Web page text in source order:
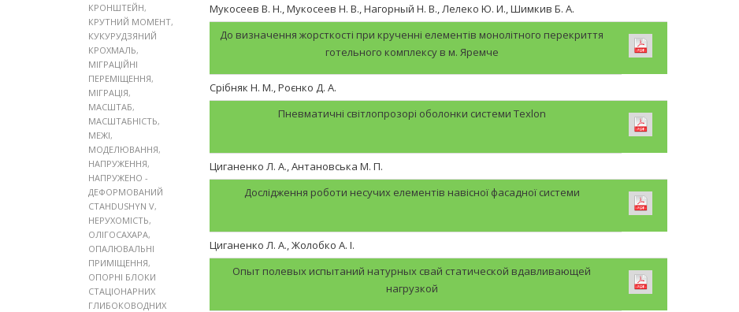
КРОНШТЕЙН,
КРУТНИЙ МОМЕНТ,
КУКУРУДЗЯНИЙ
КРОХМАЛЬ,
МІГРАЦІЙНІ
ПЕРЕМІЩЕННЯ,
МІГРАЦІЯ,
МАСШТАБ,
МАСШТАБНІСТЬ,
МЕЖІ,
МОДЕЛЮВАННЯ,
НАПРУЖЕННЯ,
НАПРУЖЕНО -
ДЕФОРМОВАНИЙ
СТАНDUSHYN V,
НЕРУХОМІСТЬ,
ОЛІГОСАХАРА,
ОПАЛЮВАЛЬНІ
ПРИМІЩЕННЯ,
ОПОРНІ БЛОКИ
СТАЦІОНАРНИХ
ГЛИБОКОВОДНИХ
Мукосеев В. Н., Мукосеев Н. В., Нагорный Н. В., Лелеко Ю. И., Шимкив Б. А.
До визначення жорсткості при крученні елементів монолітного перекриття
готельного комплексу в м. Яремче
Срiбняк Н. М., Роєнко Д. А.
Пневматичні світлопрозорі оболонки системи Texlon
Циганенко Л. А., Антановська М. П.
Дослідження роботи несучих елементів навісної фасадної системи
Циганенко Л. А., Жолобко А. І.
Опыт полевых испытаний натурных свай статической вдавливающей
нагрузкой